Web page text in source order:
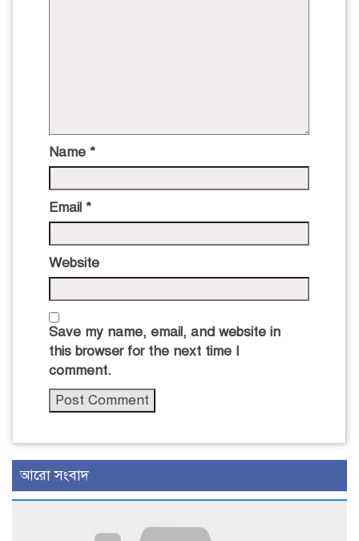
Name *
Email *
Website
Save my name, email, and website in
this browser for the next time I
comment.
আরো সংবাদ